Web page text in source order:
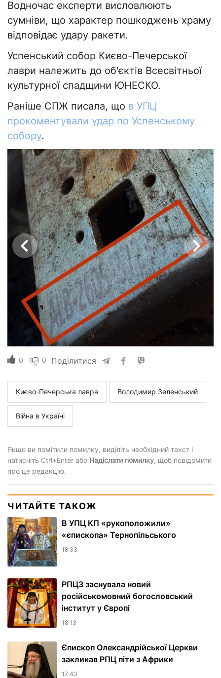
Водночас експерти висловлюють
сумніви, що характер пошкоджень храму
відповідає удару ракети.
Успенський собор Києво-Печерської
лаври належить до об'єктів Всесвітньої
культурної спадщини ЮНЕСКО.
Раніше СПЖ писала, що в УПЦ
прокоментували удар по Успенському
собору.
0 0 Поділитися
Києво-Печерська лавра Володимир Зеленський
Війна в Україні
Якщо ви помітили помилку, виділіть необхідний текст і
натисніть Ctrl+Enter або Надіслати помилку, щоб повідомити
про це редакцію.
ЧИТАЙТЕ ТАКОЖ
В УПЦ КП «рукоположили»
«єпископа» Тернопільського
18:33
РПЦЗ заснувала новий
російськомовний богословський
інститут у Європі
18:13
Єпископ Олександрійської Церкви
закликав РПЦ піти з Африки
17:43